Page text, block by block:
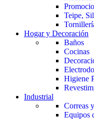
Teipe,
Hogar y Decoración
Baños
Cocinas
Higiene
Industrial
Correas
Equipos